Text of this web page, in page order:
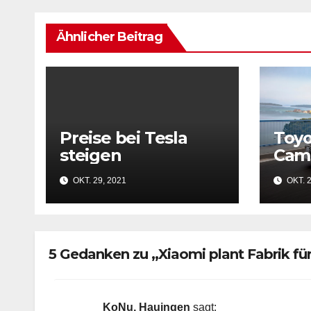
Ähnlicher Beitrag
Preise bei Tesla
steigen
OKT. 29, 2021 OKT.
5 Gedanken zu „Xiaomi plant Fabrik
KoNu, Hauingen sagt: